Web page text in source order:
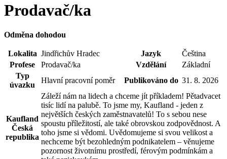
Prodavač/ka
Odměna dohodou
Lokalita Jindřichův Hradec Jazyk
Čeština
Profese
Prodavač/ka Vzdělání
Základní
Typ
úvazku
Hlavní pracovní poměr Publikováno do 31. 8. 2026
Kaufland
Česká
republika
Záleží nám na lidech a chceme jít příkladem! Pětadvacet
tisíc lidí na palubě. To jsme my, Kaufland - jeden z
největších českých zaměstnavatelů! To s sebou nese
spoustu příležitostí, ale také obrovskou zodpovědnost. A
toho jsme si vědomi. Uvědomujeme si svou velikost a
nechceme být bezohledným podnikatelem – věnujeme
pozornost životnímu prostředí, férovým podmínkám a